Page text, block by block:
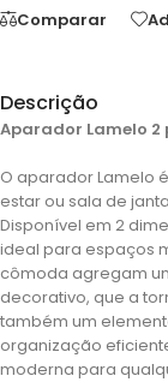
Comparar
Descrição
Aparador Lamelo 2
O aparador Lamelo
estar ou sala de
Disponível em 2
ideal para espaços
cômoda agregam
decorativo, que a
também um
organização
moderna para